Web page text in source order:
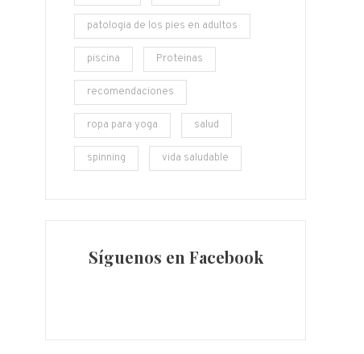
patologia de los pies en adultos
piscina Proteinas
recomendaciones
ropa para yoga salud
spinning vida saludable
Síguenos en Facebook